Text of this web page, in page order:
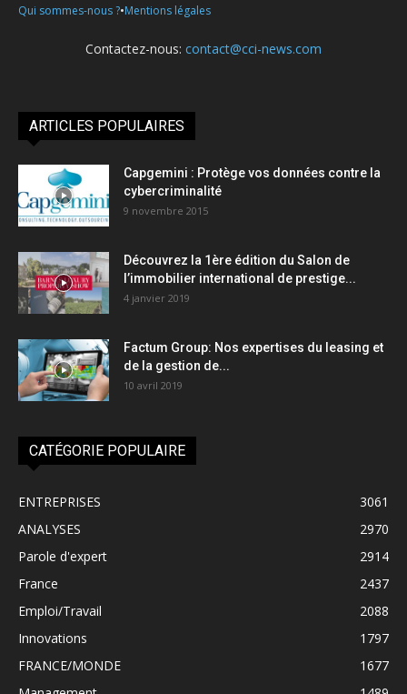
Qui sommes-nous ?•Mentions légales
Contactez-nous: contact@cci-news.com
ARTICLES POPULAIRES
Capgemini : Protège vos données contre la
cybercriminalité
9 novembre 2015
Découvrez la 1ère édition du Salon de
l’immobilier international de prestige...
4 janvier 2019
Factum Group: Nos expertises du leasing et
de la gestion de...
10 avril 2019
CATÉGORIE POPULAIRE
ENTREPRISES
3061
ANALYSES
2970
Parole d'expert
2914
France
2437
Emploi/Travail
2088
Innovations
1797
FRANCE/MONDE
1677